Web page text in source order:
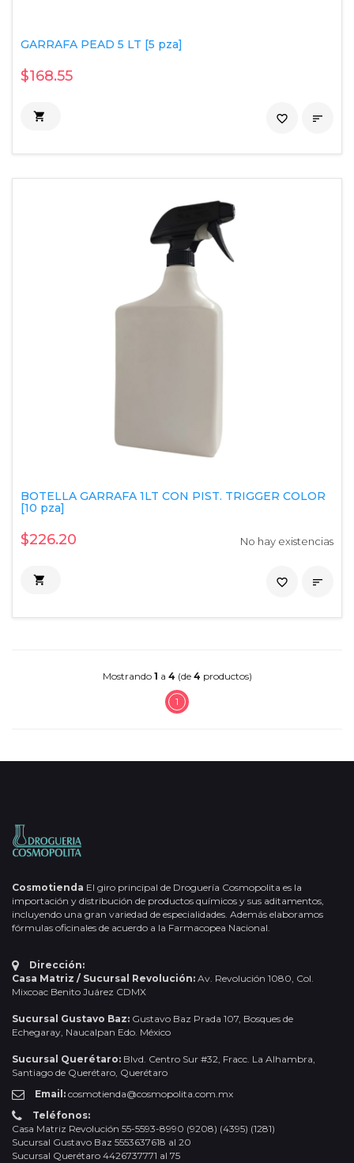
GARRAFA PEAD 5 LT [5 pza]
$168.55
 
favorite_border
BOTELLA GARRAFA 1LT CON PIST. TRIGGER COLOR
[10 pza]
$226.20 No hay existencias
 
favorite_border
Mostrando 1 a 4 (de 4 productos)
1
Cosmotienda El giro principal de Droguería Cosmopolita es la
importación y distribución de productos químicos y sus aditamentos,
incluyendo una gran variedad de especialidades. Además elaboramos
fórmulas oficinales de acuerdo a la Farmacopea Nacional.
Dirección:
Casa Matriz / Sucursal Revolución: Av. Revolución 1080, Col.
Mixcoac Benito Juárez CDMX
Sucursal Gustavo Baz: Gustavo Baz Prada 107, Bosques de
Echegaray, Naucalpan Edo. México
Sucursal Querétaro: Blvd. Centro Sur #32, Fracc. La Alhambra,
Santiago de Querétaro, Querétaro
Email: cosmotienda@cosmopolita.com.mx
Teléfonos:
Casa Matriz Revolución 55-5593-8990 (9208) (4395) (1281)
Sucursal Gustavo Baz 5553637618 al 20
Sucursal Querétaro 4426737771 al 75